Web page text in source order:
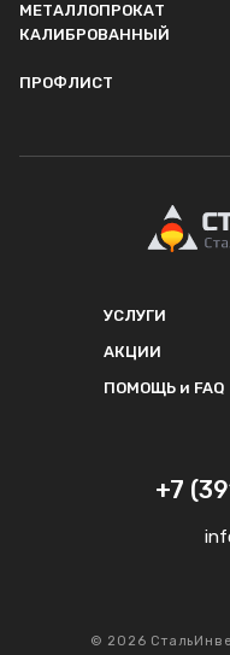
МЕТАЛЛОПРОКАТ
КАЛИБРОВАННЫЙ
ПРОФЛИСТ
УСЛУГИ
АКЦИИ
ПОМОЩЬ и FAQ
+7
© 2026